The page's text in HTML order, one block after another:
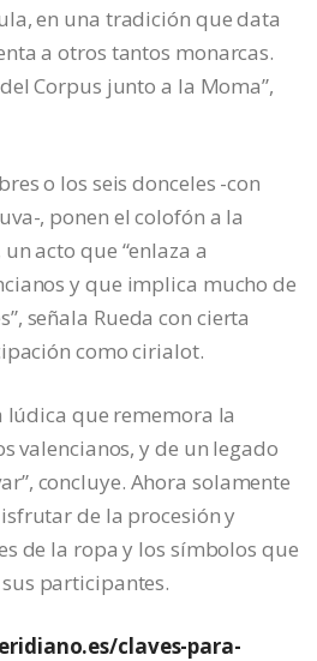
en una tradición que data
a otros tantos monarcas.
Corpus junto a la Moma”,
o los seis donceles -con
, ponen el colofón a la
acto que “enlaza a
y que implica mucho de
señala Rueda con cierta
como cirialot.
lúdica que rememora la
valencianos, y de un legado
concluye. Ahora solamente
de la procesión y
de la ropa y los símbolos que
participantes.
claves-para-